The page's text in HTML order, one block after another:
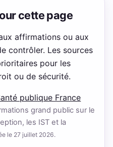
cette page
affirmations ou aux
contrôler. Les sources
pour les
ou de sécurité.
publique France
grand public sur le
les IST et la
le 27 juillet 2026.